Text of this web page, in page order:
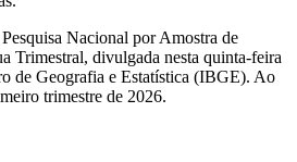
Nacional por Amostra de
Trimestral, divulgada nesta quinta-feira
de Geografia e Estatística (IBGE). Ao
trimestre de 2026.